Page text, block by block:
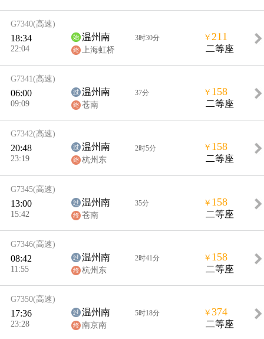
G7340(高速)
18:34
22:04
温州南
上海虹桥
3时30分 ￥ 211
二等座
G7341(高速)
06:00
09:09
温州南
苍南
37分 ￥ 158
二等座
G7342(高速)
20:48
23:19
温州南
杭州东
2时5分 ￥ 158
二等座
G7345(高速)
13:00
15:42
温州南
苍南
35分 ￥ 158
二等座
G7346(高速)
08:42
11:55
温州南
杭州东
2时41分 ￥ 158
二等座
G7350(高速)
17:36
23:28
温州南
南京南
5时18分 ￥ 374
二等座